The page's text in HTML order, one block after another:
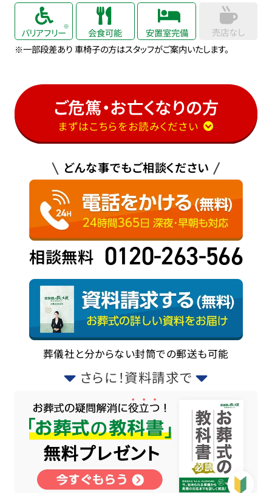
バリアフリー 会食可能 安置室完備
売店なし
※一部段差あり 車椅子の方はスタッフがご案内いたします。
ご危篤・お亡くなりの方
まずはこちらをお読みください
どんな事でもご相談ください
相談無料 0120-263-566
葬儀社と分からない封筒での郵送も可能
さらに！資料請求で